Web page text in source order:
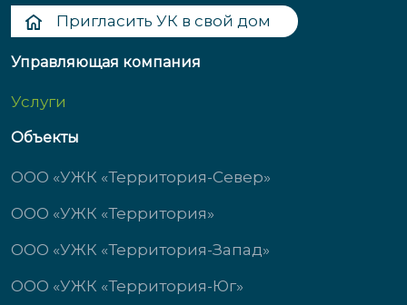
Пригласить УК в свой дом
Управляющая компания
Услуги
Объекты
ООО «УЖК «Территория-Север»
ООО «УЖК «Территория»
ООО «УЖК «Территория-Запад»
ООО «УЖК «Территория-Юг»